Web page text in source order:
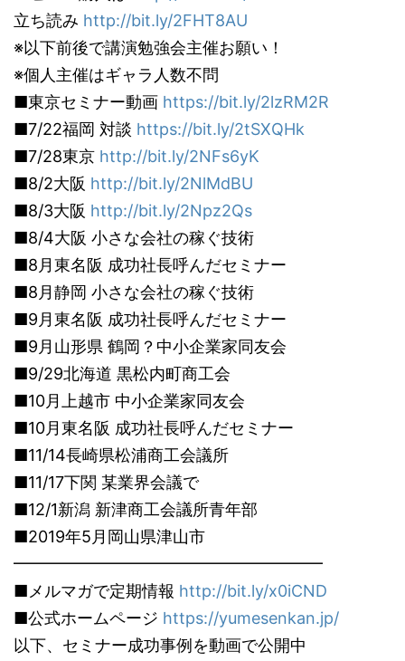
立ち読み http://bit.ly/2FHT8AU
※以下前後で講演勉強会主催お願い！
※個人主催はギャラ人数不問
■東京セミナー動画 https://bit.ly/2lzRM2R
■7/22福岡 対談 https://bit.ly/2tSXQHk
■7/28東京 http://bit.ly/2NFs6yK
■8/2大阪 http://bit.ly/2NlMdBU
■8/3大阪 http://bit.ly/2Npz2Qs
■8/4大阪 小さな会社の稼ぐ技術
■8月東名阪 成功社長呼んだセミナー
■8月静岡 小さな会社の稼ぐ技術
■9月東名阪 成功社長呼んだセミナー
■9月山形県 鶴岡？中小企業家同友会
■9/29北海道 黒松内町商工会
■10月上越市 中小企業家同友会
■10月東名阪 成功社長呼んだセミナー
■11/14長崎県松浦商工会議所
■11/17下関 某業界会議で
■12/1新潟 新津商工会議所青年部
■2019年5月岡山県津山市
━━━━━━━━━━━━━━━━━━━
■メルマガで定期情報 http://bit.ly/x0iCND
■公式ホームページ https://yumesenkan.jp/
以下、セミナー成功事例を動画で公開中